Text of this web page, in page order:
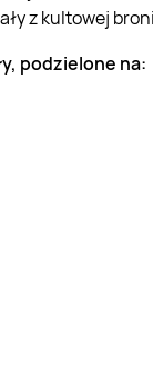
z kultowej
podzielone na: